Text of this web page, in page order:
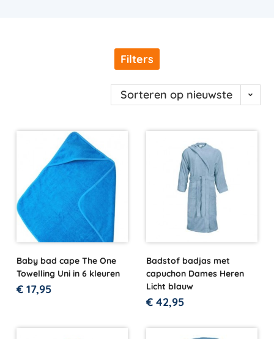
Filters
Sorteren op nieuwste
Baby bad cape The One
Towelling Uni in 6 kleuren
€ 17,95
Badstof badjas met
capuchon Dames Heren
Licht blauw
€ 42,95